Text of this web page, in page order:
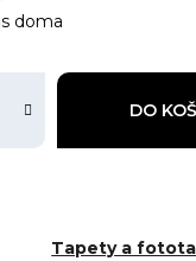
DO
doma
Tapety a